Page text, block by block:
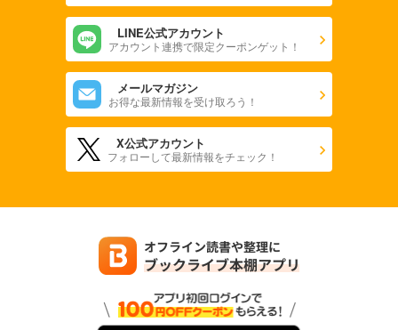
LINE公式アカウント
アカウント連携で限定クーポンゲット！
メールマガジン
お得な最新情報を受け取ろう！
X公式アカウント
フォローして最新情報をチェック！